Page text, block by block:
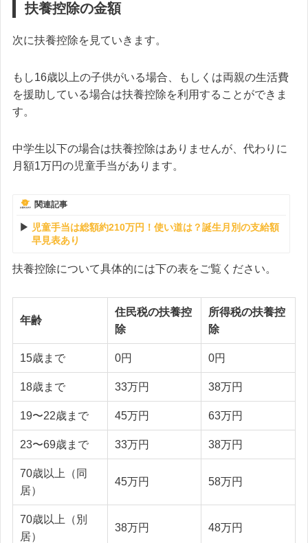
扶養控除の金額
次に扶養控除を見ていきます。
もし16歳以上の子供がいる場合、もしくは両親の生活費
を援助している場合は扶養控除を利用することができま
す。
中学生以下の場合は扶養控除はありませんが、代わりに
月額1万円の児童手当があります。
関連記事
児童手当は総額約210万円！使い道は？誕生月別の支給額
早見表あり
扶養控除について具体的には下の表をご覧ください。
年齢
住民税の扶養控
除
所得税の扶養控
除
15歳まで 0円 0円
18歳まで 33万円 38万円
19〜22歳まで 45万円 63万円
23〜69歳まで 33万円 38万円
70歳以上（同
居）
45万円 58万円
70歳以上（別
居）
38万円 48万円